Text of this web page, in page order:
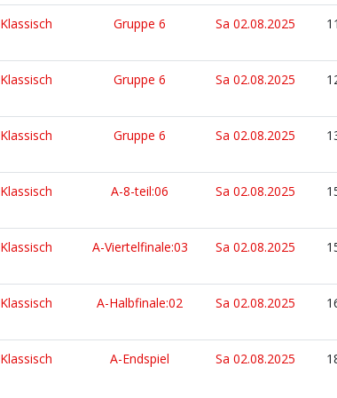
Klassisch Gruppe 6 Sa 02.08.2025
Klassisch Gruppe 6 Sa 02.08.2025
Klassisch Gruppe 6 Sa 02.08.2025
Klassisch A-8-teil:06 Sa 02.08.2025
Klassisch A-Viertelfinale:03 Sa 02.08.2025
Klassisch A-Halbfinale:02 Sa 02.08.2025
Klassisch A-Endspiel Sa 02.08.2025